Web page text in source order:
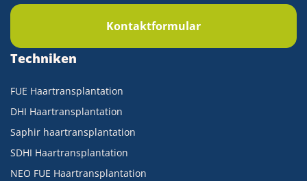
Kontaktformular
Techniken
FUE Haartransplantation
DHI Haartransplantation
Saphir haartransplantation
SDHI Haartransplantation
NEO FUE Haartransplantation